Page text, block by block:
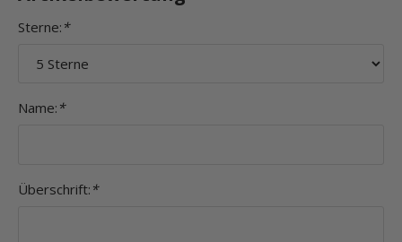
Sterne: *
Name: *
Überschrift: *